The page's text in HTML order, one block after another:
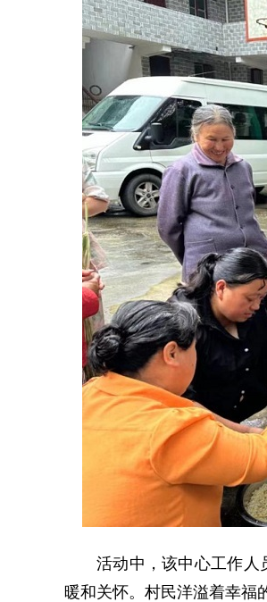
活动中，该中心工作人
暖和关怀。村民洋溢着幸福